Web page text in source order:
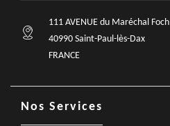
111 AVENUE du Maréchal Foch
40990 Saint-Paul-lès-Dax
FRANCE
Nos Services